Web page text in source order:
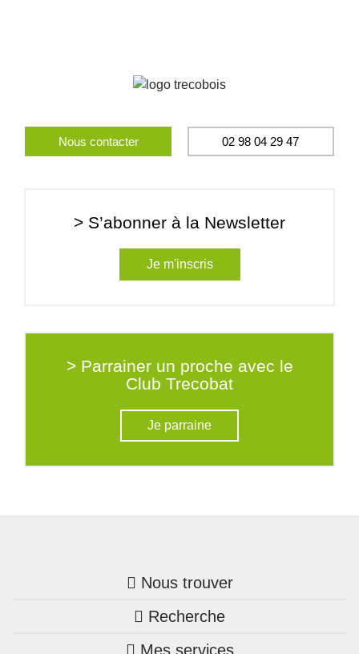
Nous contacter 02 98 04 29 47
> S’abonner à la Newsletter
Je m'inscris
> Parrainer un proche avec le
Club Trecobat
Je parraine
Nous trouver
Trouver une agence
Recherche
Mes services